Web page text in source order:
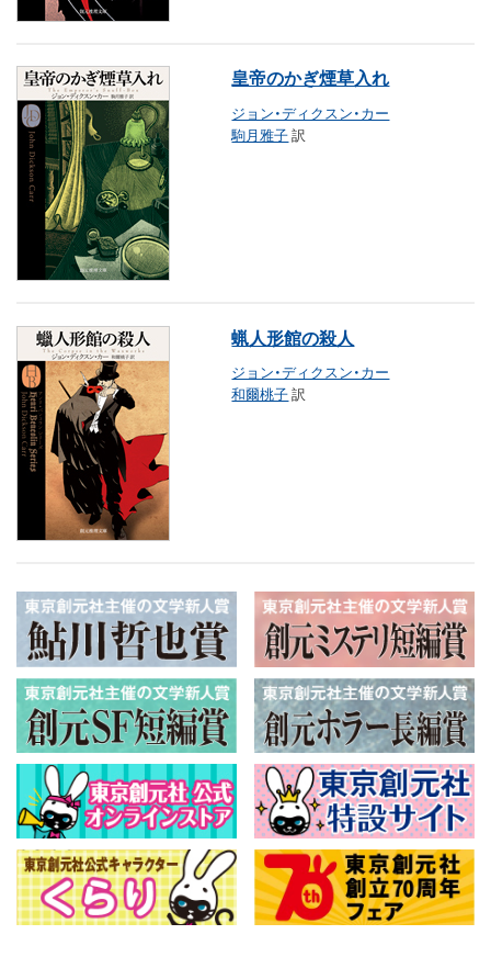
皇帝のかぎ煙草入れ
ジョン・ディクスン・カー
駒月雅子訳
蝋人形館の殺人
ジョン・ディクスン・カー
和爾桃子訳